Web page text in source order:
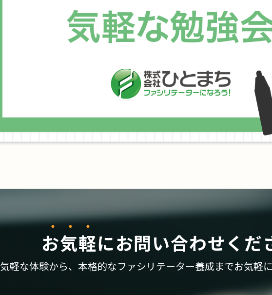
お気軽にお問い合わせくだ
気軽な体験から、 本格的なファシリテーター養成までお気軽